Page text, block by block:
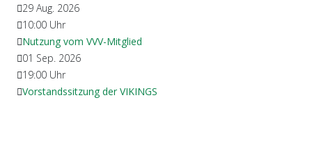
29 Aug. 2026
10:00 Uhr
Nutzung vom VVV-Mitglied
01 Sep. 2026
19:00 Uhr
Vorstandssitzung der VIKINGS